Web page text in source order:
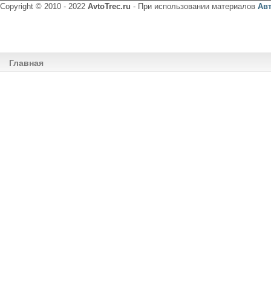
Copyright © 2010 - 2022 AvtoTrec.ru - При использовании материалов
Главная